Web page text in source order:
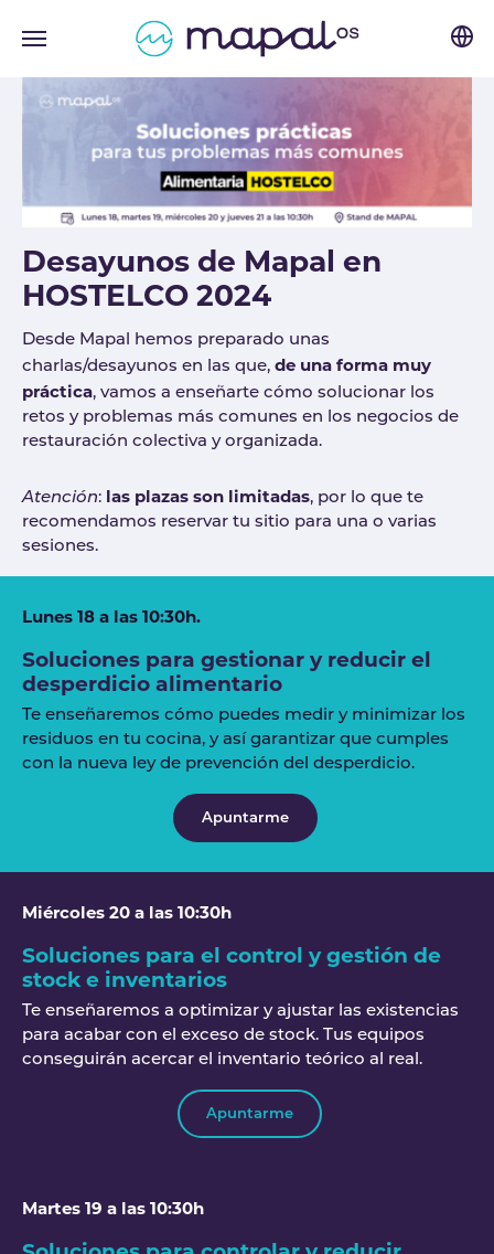
Desayunos de Mapal en
HOSTELCO 2024
Desde Mapal hemos preparado unas
charlas/desayunos en las que, de una forma muy
práctica, vamos a enseñarte cómo solucionar los
retos y problemas más comunes en los negocios de
restauración colectiva y organizada.
Atención: las plazas son limitadas, por lo que te
recomendamos reservar tu sitio para una o varias
sesiones.
Lunes 18 a las 10:30h.
Soluciones para gestionar y reducir el
desperdicio alimentario
Te enseñaremos cómo puedes medir y minimizar los
residuos en tu cocina, y así garantizar que cumples
con la nueva ley de prevención del desperdicio.
Apuntarme
Miércoles 20 a las 10:30h
Soluciones para el control y gestión de
stock e inventarios
Te enseñaremos a optimizar y ajustar las existencias
para acabar con el exceso de stock. Tus equipos
conseguirán acercar el inventario teórico al real.
Apuntarme
Martes 19 a las 10:30h